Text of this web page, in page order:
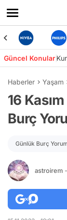
Güncel Konular
Haberler Yaşam
16
Burç
Günlük Burç
astroirem